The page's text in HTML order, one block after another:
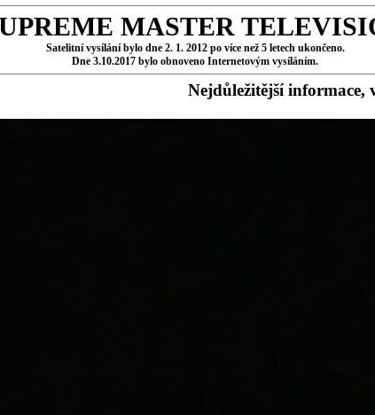
MASTER
Satelitní vysílání bylo dne 2. 1. 2012 po více než 5 letech ukončeno.
Dne 3.10.2017 bylo obnoveno Internetovým vysíláním.
Nejdůležitější informace,